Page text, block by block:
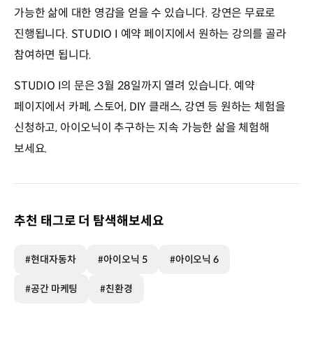
가능한 삶에 대한 영감을 얻을 수 있습니다. 강연은 무료로
진행됩니다. STUDIO I 예약 페이지에서 원하는 강의를 골라
참여하면 됩니다.
STUDIO I의 문은 3월 28일까지 열려 있습니다. 예약
페이지에서 카페, 스토어, DIY 클래스, 강연 등 원하는 체험을
신청하고, 아이오닉이 추구하는 지속 가능한 삶을 체험해
보세요.
추천 태그로 더 탐색해보세요
#현대자동차 #아이오닉 5 #아이오닉 6
#공간 마케팅 #친환경